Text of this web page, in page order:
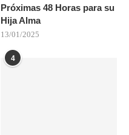
Próximas 48 Horas para su
Hija Alma
13/01/2025
4